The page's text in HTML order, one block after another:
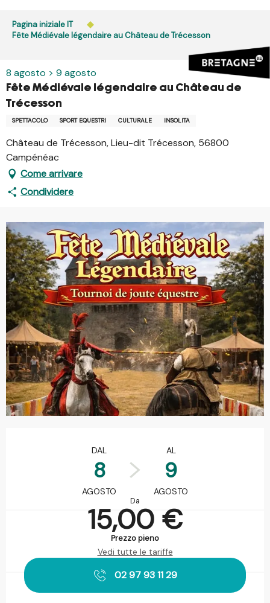
contenu
Pagina iniziale IT
Fête Médiévale légendaire au Château de Trécesson
8 agosto > 9 agosto
Fête Médiévale légendaire au Château de
Trécesson
SPETTACOLO SPORT EQUESTRI CULTURALE INSOLITA
Château de Trécesson, Lieu-dit Trécesson, 56800
Campénéac
Come arrivare
Condividere
DAL
8
AGOSTO
AL
9
AGOSTO
Da
15,00 €
Prezzo pieno
Vedi tutte le tariffe
02 97 93 11 29